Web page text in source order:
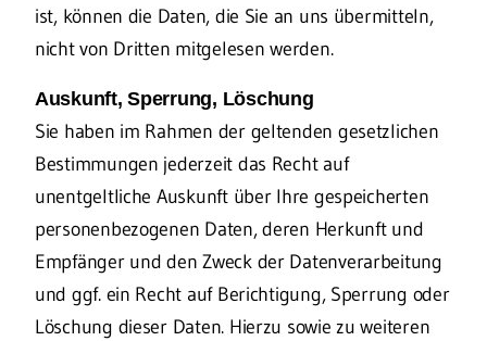
ist, können die Daten, die Sie an uns übermitteln,
nicht von Dritten mitgelesen werden.
Auskunft, Sperrung, Löschung
Sie haben im Rahmen der geltenden gesetzlichen
Bestimmungen jederzeit das Recht auf
unentgeltliche Auskunft über Ihre gespeicherten
personenbezogenen Daten, deren Herkunft und
Empfänger und den Zweck der Datenverarbeitung
und ggf. ein Recht auf Berichtigung, Sperrung oder
Löschung dieser Daten. Hierzu sowie zu weiteren